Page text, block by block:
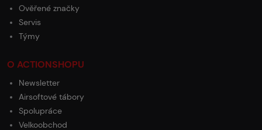
Ověřené značky
Servis
Týmy
O ACTIONSHOPU
Newsletter
Airsoftové tábory
Spolupráce
Velkoobchod